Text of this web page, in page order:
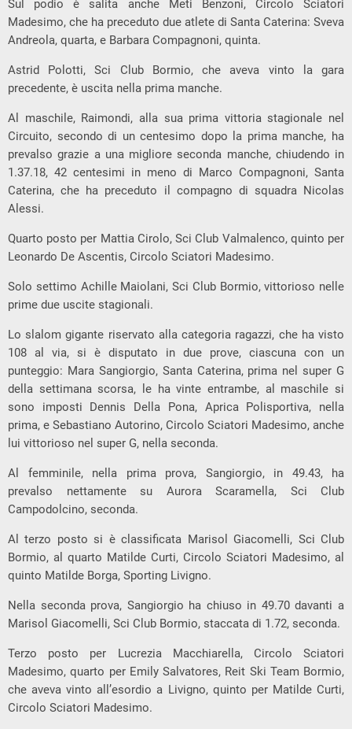
Sul podio è salita anche Meti Benzoni, Circolo Sciatori
Madesimo, che ha preceduto due atlete di Santa Caterina: Sveva
Andreola, quarta, e Barbara Compagnoni, quinta.
Astrid Polotti, Sci Club Bormio, che aveva vinto la gara
precedente, è uscita nella prima manche.
Al maschile, Raimondi, alla sua prima vittoria stagionale nel
Circuito, secondo di un centesimo dopo la prima manche, ha
prevalso grazie a una migliore seconda manche, chiudendo in
1.37.18, 42 centesimi in meno di Marco Compagnoni, Santa
Caterina, che ha preceduto il compagno di squadra Nicolas
Alessi.
Quarto posto per Mattia Cirolo, Sci Club Valmalenco, quinto per
Leonardo De Ascentis, Circolo Sciatori Madesimo.
Solo settimo Achille Maiolani, Sci Club Bormio, vittorioso nelle
prime due uscite stagionali.
Lo slalom gigante riservato alla categoria ragazzi, che ha visto
108 al via, si è disputato in due prove, ciascuna con un
punteggio: Mara Sangiorgio, Santa Caterina, prima nel super G
della settimana scorsa, le ha vinte entrambe, al maschile si
sono imposti Dennis Della Pona, Aprica Polisportiva, nella
prima, e Sebastiano Autorino, Circolo Sciatori Madesimo, anche
lui vittorioso nel super G, nella seconda.
Al femminile, nella prima prova, Sangiorgio, in 49.43, ha
prevalso nettamente su Aurora Scaramella, Sci Club
Campodolcino, seconda.
Al terzo posto si è classificata Marisol Giacomelli, Sci Club
Bormio, al quarto Matilde Curti, Circolo Sciatori Madesimo, al
quinto Matilde Borga, Sporting Livigno.
Nella seconda prova, Sangiorgio ha chiuso in 49.70 davanti a
Marisol Giacomelli, Sci Club Bormio, staccata di 1.72, seconda.
Terzo posto per Lucrezia Macchiarella, Circolo Sciatori
Madesimo, quarto per Emily Salvatores, Reit Ski Team Bormio,
che aveva vinto all’esordio a Livigno, quinto per Matilde Curti,
Circolo Sciatori Madesimo.